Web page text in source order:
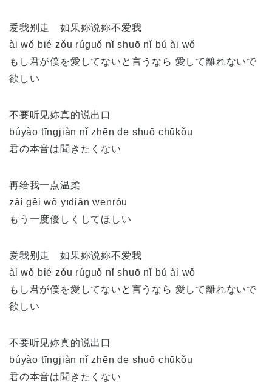
爱我别走 如果妳说妳不爱我
ài wǒ bié zǒu rúguǒ nǐ shuō nǐ bú ài wǒ
もし君が僕を愛してないと言うなら 愛して離れないで
欲しい
不要听见妳真的说出口
búyào tīngjiàn nǐ zhēn de shuō chūkǒu
君の本音は聞きたくない
再给我一点温柔
zài gěi wǒ yīdiǎn wēnróu
もう一度優しくしてほしい
爱我别走 如果妳说妳不爱我
ài wǒ bié zǒu rúguǒ nǐ shuō nǐ bú ài wǒ
もし君が僕を愛してないと言うなら 愛して離れないで
欲しい
不要听见妳真的说出口
búyào tīngjiàn nǐ zhēn de shuō chūkǒu
君の本音は聞きたくない